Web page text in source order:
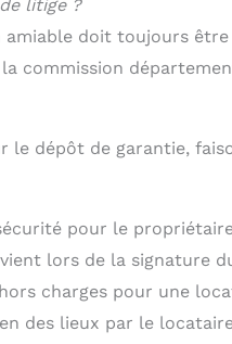
litige ?
doit toujours
commission
le dépôt de garantie,
pour le
lors de la signature
charges pour une
des lieux par le